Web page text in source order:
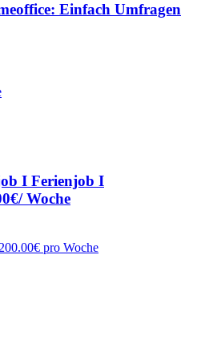
Einfach Umfragen
I Ferienjob I
Woche
pro Woche